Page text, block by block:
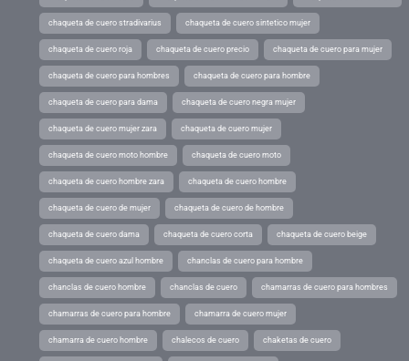
chaqueta de cuero stradivarius chaqueta de cuero sintetico mujer
chaqueta de cuero roja chaqueta de cuero precio chaqueta de cuero para mujer
chaqueta de cuero para hombres chaqueta de cuero para hombre
chaqueta de cuero para dama chaqueta de cuero negra mujer
chaqueta de cuero mujer zara chaqueta de cuero mujer
chaqueta de cuero moto hombre chaqueta de cuero moto
chaqueta de cuero hombre zara chaqueta de cuero hombre
chaqueta de cuero de mujer chaqueta de cuero de hombre
chaqueta de cuero dama chaqueta de cuero corta chaqueta de cuero beige
chaqueta de cuero azul hombre chanclas de cuero para hombre
chanclas de cuero hombre chanclas de cuero chamarras de cuero para hombres
chamarras de cuero para hombre chamarra de cuero mujer
chamarra de cuero hombre chalecos de cuero chaketas de cuero